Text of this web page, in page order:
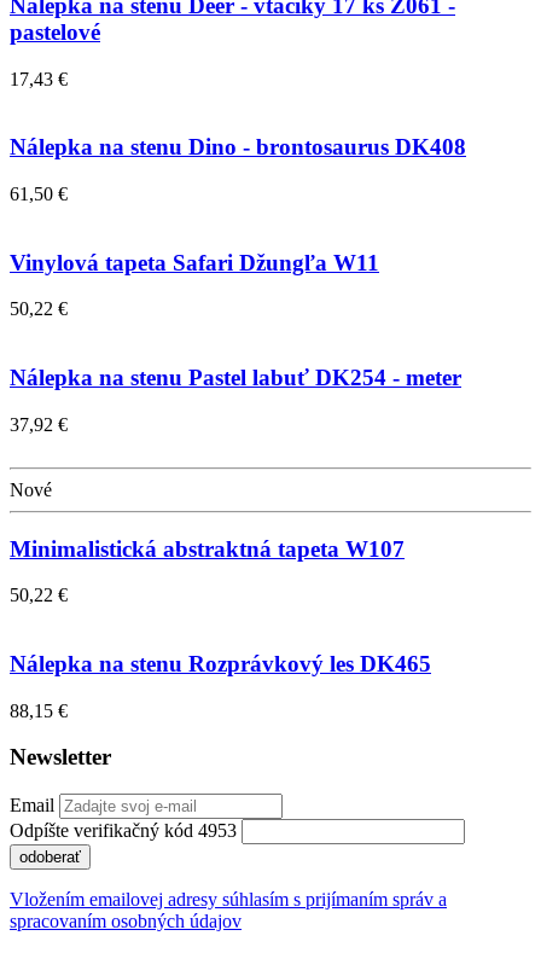
Nálepka na stenu Deer - vtáčiky 17 ks Z061 -
pastelové
17,43 €
Nálepka na stenu Dino - brontosaurus DK408
61,50 €
Vinylová tapeta Safari Džungľa W11
50,22 €
Nálepka na stenu Pastel labuť DK254 - meter
37,92 €
Nové
Minimalistická abstraktná tapeta W107
50,22 €
Nálepka na stenu Rozprávkový les DK465
88,15 €
Newsletter
Email
Odpíšte verifikačný kód 4953
odoberať
Vložením emailovej adresy súhlasím s prijímaním správ a
spracovaním osobných údajov